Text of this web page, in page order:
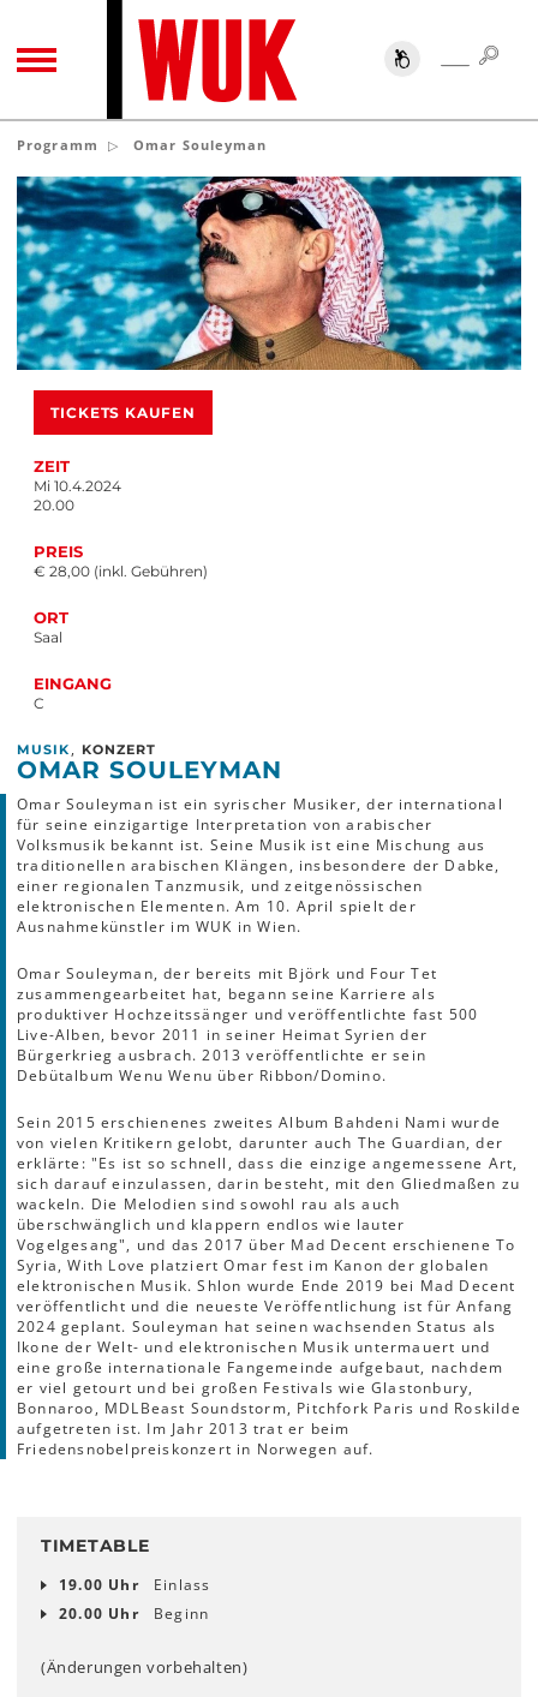
TOGGLE NAVIGATION SUCHE
Programm Omar Souleyman
TICKETS KAUFEN
ZEIT
Mi 10.4.2024
20.00
PREIS
€ 28,00 (inkl. Gebühren)
ORT
Saal
EINGANG
C
MUSIK , KONZERT
OMAR SOULEYMAN
Omar Souleyman ist ein syrischer Musiker, der international
für seine einzigartige Interpretation von arabischer
Volksmusik bekannt ist. Seine Musik ist eine Mischung aus
traditionellen arabischen Klängen, insbesondere der Dabke,
einer regionalen Tanzmusik, und zeitgenössischen
elektronischen Elementen. Am 10. April spielt der
Ausnahmekünstler im WUK in Wien.
Omar Souleyman, der bereits mit Björk und Four Tet
zusammengearbeitet hat, begann seine Karriere als
produktiver Hochzeitssänger und veröffentlichte fast 500
Live-Alben, bevor 2011 in seiner Heimat Syrien der
Bürgerkrieg ausbrach. 2013 veröffentlichte er sein
Debütalbum Wenu Wenu über Ribbon/Domino.
Sein 2015 erschienenes zweites Album Bahdeni Nami wurde
von vielen Kritikern gelobt, darunter auch The Guardian, der
erklärte: "Es ist so schnell, dass die einzige angemessene Art,
sich darauf einzulassen, darin besteht, mit den Gliedmaßen zu
wackeln. Die Melodien sind sowohl rau als auch
überschwänglich und klappern endlos wie lauter
Vogelgesang", und das 2017 über Mad Decent erschienene To
Syria, With Love platziert Omar fest im Kanon der globalen
elektronischen Musik. Shlon wurde Ende 2019 bei Mad Decent
veröffentlicht und die neueste Veröffentlichung ist für Anfang
2024 geplant. Souleyman hat seinen wachsenden Status als
Ikone der Welt- und elektronischen Musik untermauert und
eine große internationale Fangemeinde aufgebaut, nachdem
er viel getourt und bei großen Festivals wie Glastonbury,
Bonnaroo, MDLBeast Soundstorm, Pitchfork Paris und Roskilde
aufgetreten ist. Im Jahr 2013 trat er beim
Friedensnobelpreiskonzert in Norwegen auf.
TIMETABLE
19.00 Uhr
Einlass
20.00 Uhr
Beginn
(Änderungen vorbehalten)